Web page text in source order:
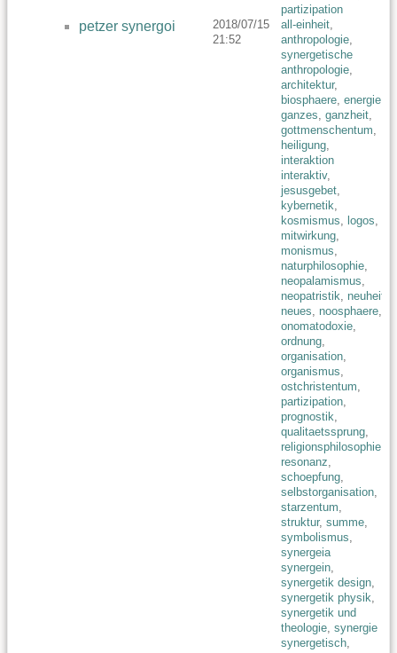
partizipation
petzer synergoi
2018/07/15
21:52
all-einheit,
anthropologie,
synergetische
anthropologie,
architektur,
biosphaere, energie
ganzes, ganzheit,
gottmenschentum,
heiligung,
interaktion
interaktiv,
jesusgebet,
kybernetik,
kosmismus, logos,
mitwirkung,
monismus,
naturphilosophie,
neopalamismus,
neopatristik, neuheit
neues, noosphaere,
onomatodoxie,
ordnung,
organisation,
organismus,
ostchristentum,
partizipation,
prognostik,
qualitaetssprung,
religionsphilosophie
resonanz,
schoepfung,
selbstorganisation,
starzentum,
struktur, summe,
symbolismus,
synergeia
synergein,
synergetik design,
synergetik physik,
synergetik und
theologie, synergie
synergetisch,